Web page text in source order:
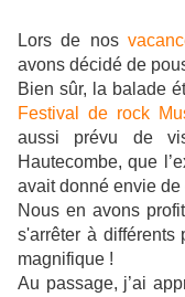
Lors de nos
avons décidé de
Bien sûr, la balade
Festival de rock
aussi prévu de
Hautecombe, que
avait donné envie de
Nous en avons
s'arrêter à
magnifique !
Au passage, j’ai